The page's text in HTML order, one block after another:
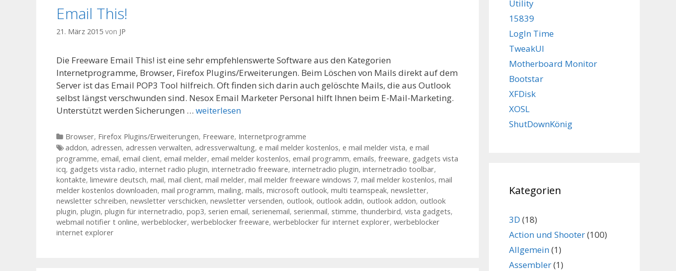
Email This!
21. März 2015 von JP
Die Freeware Email This! ist eine sehr empfehlenswerte Software aus den Kategorien
Internetprogramme, Browser, Firefox Plugins/Erweiterungen. Beim Löschen von Mails direkt auf dem
Server ist das Email POP3 Tool hilfreich. Oft finden sich darin auch gelöschte Mails, die aus Outlook
selbst längst verschwunden sind. Nesox Email Marketer Personal hilft Ihnen beim E-Mail-Marketing.
Unterstützt werden Sicherungen … weiterlesen
Kategorien
Browser, Firefox Plugins/Erweiterungen, Freeware, Internetprogramme
Tags
addon, adressen, adressen verwalten, adressverwaltung, e mail melder kostenlos, e mail melder vista, e mail
programme, email, email client, email melder, email melder kostenlos, email programm, emails, freeware, gadgets vista
icq, gadgets vista radio, internet radio plugin, internetradio freeware, internetradio plugin, internetradio toolbar,
kontakte, limewire deutsch, mail, mail client, mail melder, mail melder freeware windows 7, mail melder kostenlos, mail
melder kostenlos downloaden, mail programm, mailing, mails, microsoft outlook, multi teamspeak, newsletter,
newsletter schreiben, newsletter verschicken, newsletter versenden, outlook, outlook addin, outlook addon, outlook
plugin, plugin, plugin für internetradio, pop3, serien email, serienemail, serienmail, stimme, thunderbird, vista gadgets,
webmail notifier t online, werbeblocker, werbeblocker freeware, werbeblocker für internet explorer, werbeblocker
internet explorer
Utility
15839
LogIn Time
TweakUI
Motherboard Monitor
Bootstar
XFDisk
XOSL
ShutDownKönig
Kategorien
3D (18)
Action und Shooter(100)
Allgemein(1)
Assembler(1)